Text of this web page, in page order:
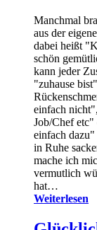
Manchmal
aus der
dabei heißt
schön
kann jeder
"zuhause
einfach
Job/Chef etc"
einfach
in Ruhe
mache ich
vermutlich
hat…
Weiterlesen